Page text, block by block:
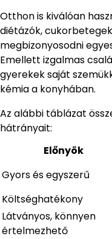
Otthon is kiválóan
diétázók,
megbizonyosodni
Emellett izgalmas
gyerekek saját
kémia a konyhában.
Az alábbi táblázat
hátrányait:
Előnyök
Gyors és egyszerű
Költséghatékony
Látványos, könnyen
értelmezhető